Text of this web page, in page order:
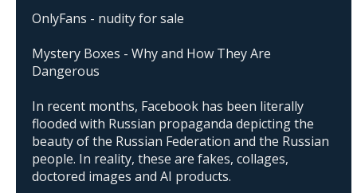
OnlyFans - nudity for sale
Mystery Boxes - Why and How They Are
Dangerous
In recent months, Facebook has been literally
flooded with Russian propaganda depicting the
beauty of the Russian Federation and the Russian
people. In reality, these are fakes, collages,
doctored images and AI products.